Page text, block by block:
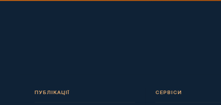
ПУБЛІКАЦІЇ СЕРВІСИ